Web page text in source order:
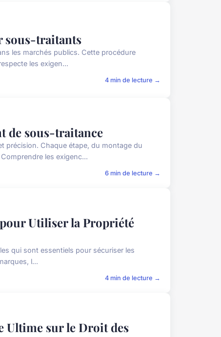
sous-traitants
les marchés publics. Cette procédure
les exigen...
4 min de lecture →
de sous-traitance
précision. Chaque étape, du montage du
les exigenc...
6 min de lecture →
Utiliser la Propriété
qui sont essentiels pour sécuriser les
l...
4 min de lecture →
Ultime sur le Droit des